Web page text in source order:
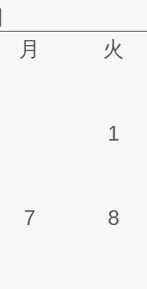
月 火
1
7 8